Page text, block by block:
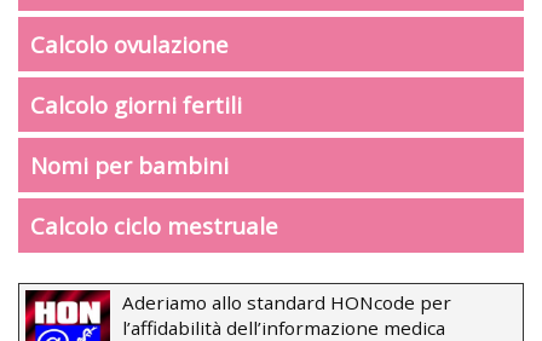
Calcolo ovulazione
Calcolo giorni fertili
Nomi per bambini
Calcolo ciclo mestruale
Aderiamo allo standard HONcode per
l’affidabilità dell’informazione medica